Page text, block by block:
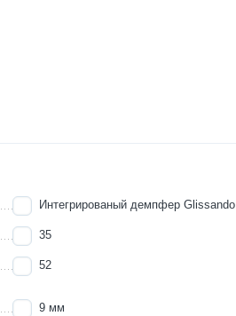
Интегрированый демпфер Glissando
35
52
9 мм